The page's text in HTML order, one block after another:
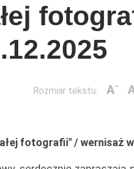
Rozmiar tekstu: A-
fotografii" / wernisaż